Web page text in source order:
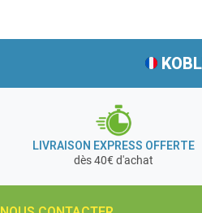
LIVRAISON EXPRESS OFFERTE
dès 40€ d'achat